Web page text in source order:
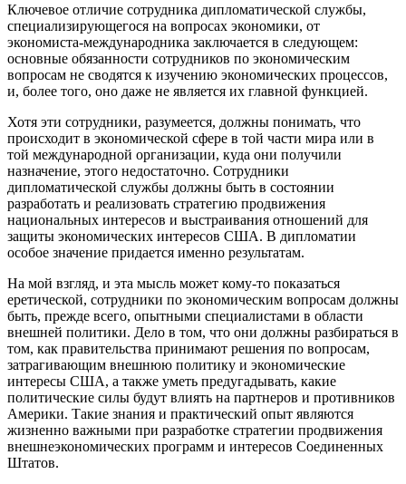
Ключевое отличие сотрудника дипломатической службы,
специализирующегося на вопросах экономики, от
экономиста-международника заключается в следующем:
основные обязанности сотрудников по экономическим
вопросам не сводятся к изучению экономических процессов,
и, более того, оно даже не является их главной функцией.
Хотя эти сотрудники, разумеется, должны понимать, что
происходит в экономической сфере в той части мира или в
той международной организации, куда они получили
назначение, этого недостаточно. Сотрудники
дипломатической службы должны быть в состоянии
разработать и реализовать стратегию продвижения
национальных интересов и выстраивания отношений для
защиты экономических интересов США. В дипломатии
особое значение придается именно результатам.
На мой взгляд, и эта мысль может кому-то показаться
еретической, сотрудники по экономическим вопросам должны
быть, прежде всего, опытными специалистами в области
внешней политики. Дело в том, что они должны разбираться в
том, как правительства принимают решения по вопросам,
затрагивающим внешнюю политику и экономические
интересы США, а также уметь предугадывать, какие
политические силы будут влиять на партнеров и противников
Америки. Такие знания и практический опыт являются
жизненно важными при разработке стратегии продвижения
внешнеэкономических программ и интересов Соединенных
Штатов.